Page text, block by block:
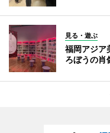
見る・遊ぶ
福岡アジ
ろぼうの肖